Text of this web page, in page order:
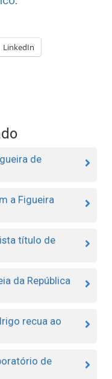
LinkedIn
de
a Figueira
título de
da República
recua ao
de